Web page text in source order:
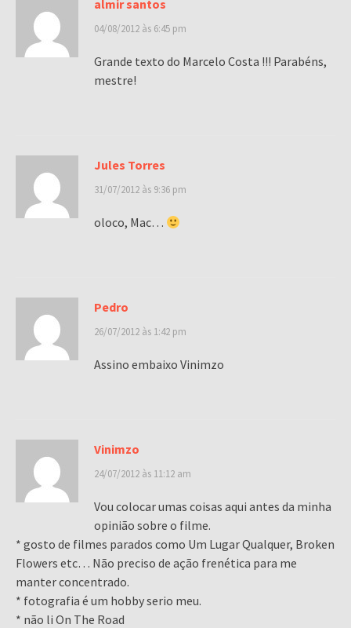
almir santos
04/08/2012 às 6:45 pm
Grande texto do Marcelo Costa !!! Parabéns,
mestre!
Jules Torres
31/07/2012 às 9:36 pm
oloco, Mac…
Pedro
26/07/2012 às 1:42 pm
Assino embaixo Vinimzo
Vinimzo
24/07/2012 às 11:12 am
Vou colocar umas coisas aqui antes da minha
opinião sobre o filme.
* gosto de filmes parados como Um Lugar Qualquer, Broken
Flowers etc… Não preciso de ação frenética para me
manter concentrado.
* fotografia é um hobby serio meu.
* não li On The Road